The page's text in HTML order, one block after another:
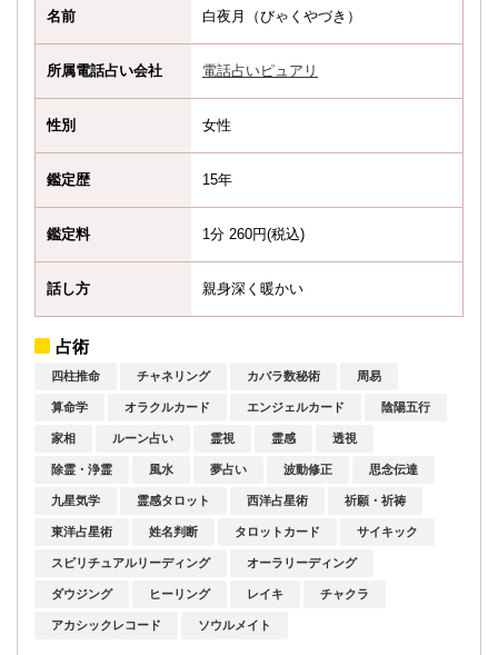
名前 白夜月（びゃくやづき）
所属電話占い会社 電話占いピュアリ
性別 女性
鑑定歴 15年
鑑定料 1分 260円(税込)
話し方 親身深く暖かい
占術
四柱推命 チャネリング カバラ数秘術 周易
算命学 オラクルカード エンジェルカード 陰陽五行
家相 ルーン占い 霊視 霊感 透視
除霊・浄霊 風水 夢占い 波動修正 思念伝達
九星気学 霊感タロット 西洋占星術 祈願・祈祷
東洋占星術 姓名判断 タロットカード サイキック
スピリチュアルリーディング オーラリーディング
ダウジング ヒーリング レイキ チャクラ
アカシックレコード ソウルメイト